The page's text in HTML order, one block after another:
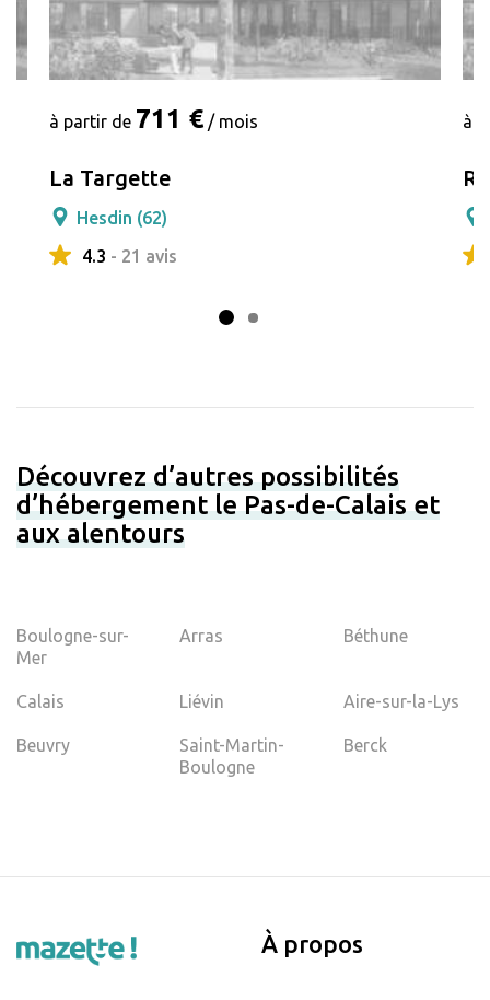
à partir de 711 € / mois
La Targette
Hesdin (62)
4.3 - 21 avis
à
Découvrez d’autres possibilités
d’hébergement le Pas-de-Calais et
aux alentours
Boulogne-sur-
Mer
Arras Béthune
Calais Liévin Aire-sur-la-Lys
Beuvry
Saint-Martin-
Boulogne
Berck
À propos